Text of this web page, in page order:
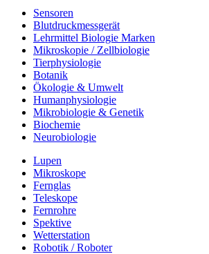
Sensoren
Blutdruckmessgerät
Lehrmittel Biologie Marken
Mikroskopie / Zellbiologie
Tierphysiologie
Botanik
Ökologie & Umwelt
Humanphysiologie
Mikrobiologie & Genetik
Biochemie
Neurobiologie
Lupen
Mikroskope
Fernglas
Teleskope
Fernrohre
Spektive
Wetterstation
Robotik / Roboter